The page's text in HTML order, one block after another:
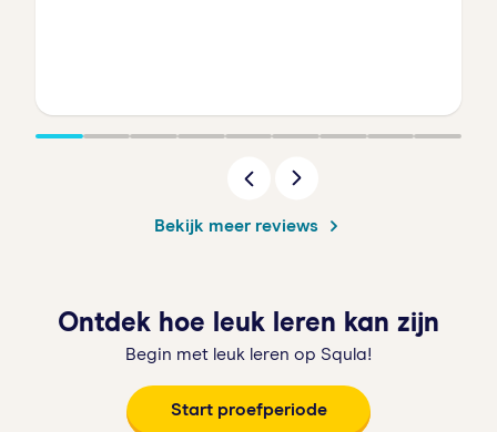
Bekijk meer reviews
Ontdek hoe leuk leren kan zijn
Begin met leuk leren op Squla!
Start proefperiode